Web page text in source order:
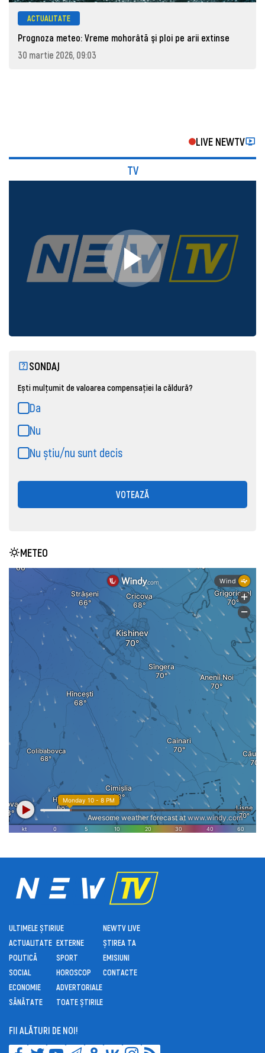
ACTUALITATE
Prognoza meteo: Vreme mohorâtă şi ploi pe arii extinse
30 martie 2026, 09:03
LIVE NEWTV
TV
SONDAJ
Ești mulțumit de valoarea compensației la căldură?
Da
Nu
Nu știu/nu sunt decis
VOTEAZĂ
METEO
ULTIMELE ȘTIRI
ACTUALITATE
POLITICĂ
SOCIAL
ECONOMIE
SĂNĂTATE
UE
EXTERNE
SPORT
HOROSCOP
ADVERTORIALE
TOATE ȘTIRILE
NEWTV LIVE
ȘTIREA TA
EMISIUNI
CONTACTE
FII ALĂTURI DE NOI!